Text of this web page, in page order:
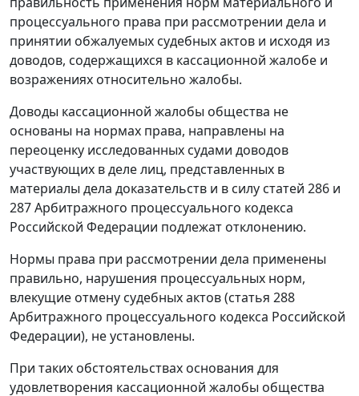
процессуального права при рассмотрении дела и
принятии обжалуемых судебных актов и исходя из
доводов, содержащихся в кассационной жалобе и
возражениях относительно жалобы.
Доводы кассационной жалобы общества не
основаны на нормах права, направлены на
переоценку исследованных судами доводов
участвующих в деле лиц, представленных в
материалы дела доказательств и в силу статей 286 и
287Арбитражного процессуального кодекса
Российской Федерации подлежат отклонению.
Нормы права при рассмотрении дела применены
правильно, нарушения процессуальных норм,
влекущие отмену судебных актов (статья 288
Арбитражного процессуального кодекса Российской
Федерации), не установлены.
При таких обстоятельствах основания для
удовлетворения кассационной жалобы общества